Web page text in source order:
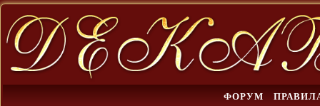
ФОРУМ